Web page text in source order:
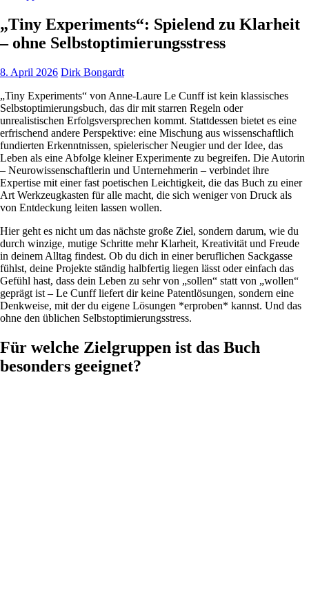
„Tiny Experiments“: Spielend zu Klarheit
– ohne Selbstoptimierungsstress
8. April 2026 Dirk Bongardt
„Tiny Experiments“ von Anne-Laure Le Cunff ist kein klassisches
Selbstoptimierungsbuch, das dir mit starren Regeln oder
unrealistischen Erfolgsversprechen kommt. Stattdessen bietet es eine
erfrischend andere Perspektive: eine Mischung aus wissenschaftlich
fundierten Erkenntnissen, spielerischer Neugier und der Idee, das
Leben als eine Abfolge kleiner Experimente zu begreifen. Die Autorin
– Neurowissenschaftlerin und Unternehmerin – verbindet ihre
Expertise mit einer fast poetischen Leichtigkeit, die das Buch zu einer
Art Werkzeugkasten für alle macht, die sich weniger von Druck als
von Entdeckung leiten lassen wollen.
Hier geht es nicht um das nächste große Ziel, sondern darum, wie du
durch winzige, mutige Schritte mehr Klarheit, Kreativität und Freude
in deinem Alltag findest. Ob du dich in einer beruflichen Sackgasse
fühlst, deine Projekte ständig halbfertig liegen lässt oder einfach das
Gefühl hast, dass dein Leben zu sehr von „sollen“ statt von „wollen“
geprägt ist – Le Cunff liefert dir keine Patentlösungen, sondern eine
Denkweise, mit der du eigene Lösungen *erproben* kannst. Und das
ohne den üblichen Selbstoptimierungsstress.
Für welche Zielgruppen ist das Buch
besonders geeignet?